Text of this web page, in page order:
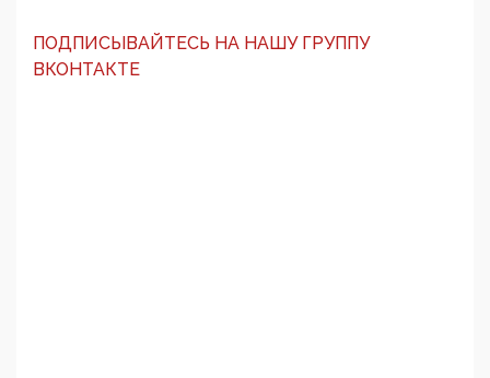
ПОДПИСЫВАЙТЕСЬ НА НАШУ ГРУППУ
ВКОНТАКТЕ